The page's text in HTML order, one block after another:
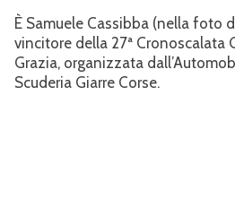
È Samuele Cassibba (nella foto
vincitore della 27ª Cronoscalata
Grazia, organizzata
Scuderia Giarre Corse.